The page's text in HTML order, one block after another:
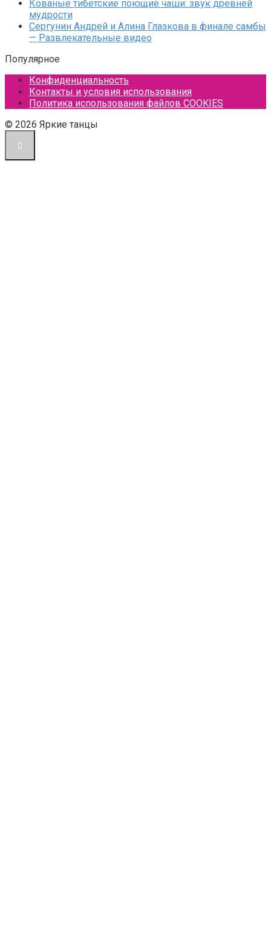
Кованые тибетские поющие чаши: звук древней
мудрости
Сергунин Андрей и Алина Глазкова в финале самбы
— Развлекательные видео
Популярное
Конфиденциальность
Контакты и условия использования
Политика использования файлов COOKIES
© 2026 Яркие танцы